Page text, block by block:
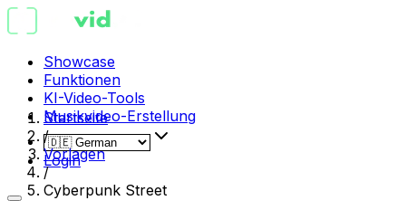
Showcase
Funktionen
KI-Video-Tools
Musikvideo-Erstellung
Login
Startseite
/
Vorlagen
/
Cyberpunk Street